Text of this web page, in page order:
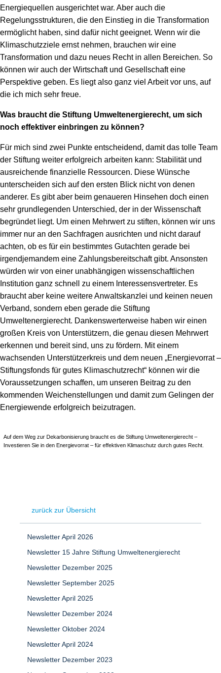
Energiequellen ausgerichtet war. Aber auch die
Regelungsstrukturen, die den Einstieg in die Transformation
ermöglicht haben, sind dafür nicht geeignet. Wenn wir die
Klimaschutzziele ernst nehmen, brauchen wir eine
Transformation und dazu neues Recht in allen Bereichen. So
können wir auch der Wirtschaft und Gesellschaft eine
Perspektive geben. Es liegt also ganz viel Arbeit vor uns, auf
die ich mich sehr freue.
Was braucht die Stiftung Umweltenergierecht, um sich
noch effektiver einbringen zu können?
Für mich sind zwei Punkte entscheidend, damit das tolle Team
der Stiftung weiter erfolgreich arbeiten kann: Stabilität und
ausreichende finanzielle Ressourcen. Diese Wünsche
unterscheiden sich auf den ersten Blick nicht von denen
anderer. Es gibt aber beim genaueren Hinsehen doch einen
sehr grundlegenden Unterschied, der in der Wissenschaft
begründet liegt. Um einen Mehrwert zu stiften, können wir uns
immer nur an den Sachfragen ausrichten und nicht darauf
achten, ob es für ein bestimmtes Gutachten gerade bei
irgendjemandem eine Zahlungsbereitschaft gibt. Ansonsten
würden wir von einer unabhängigen wissenschaftlichen
Institution ganz schnell zu einem Interessensvertreter. Es
braucht aber keine weitere Anwaltskanzlei und keinen neuen
Verband, sondern eben gerade die Stiftung
Umweltenergierecht. Dankenswerterweise haben wir einen
großen Kreis von Unterstützern, die genau diesen Mehrwert
erkennen und bereit sind, uns zu fördern. Mit einem
wachsenden Unterstützerkreis und dem neuen „Energievorrat –
Stiftungsfonds für gutes Klimaschutzrecht“ können wir die
Voraussetzungen schaffen, um unseren Beitrag zu den
kommenden Weichenstellungen und damit zum Gelingen der
Energiewende erfolgreich beizutragen.
Auf dem Weg zur Dekarbonisierung braucht es die Stiftung Umweltenergierecht –
Investieren Sie in den Energievorrat – für effektiven Klimaschutz durch gutes Recht.
zurück zur Übersicht
Newsletter April 2026
Newsletter 15 Jahre Stiftung Umweltenergierecht
Newsletter Dezember 2025
Newsletter September 2025
Newsletter April 2025
Newsletter Dezember 2024
Newsletter Oktober 2024
Newsletter April 2024
Newsletter Dezember 2023